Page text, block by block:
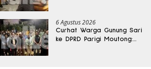
6 Agustus 2026
Curhat Warga Gunung Sari
ke DPRD Parigi Moutong: